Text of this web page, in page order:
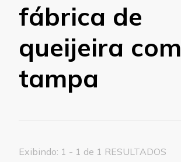
fábrica de
queijeira com
tampa
Exibindo: 1 - 1 de 1 RESULTADOS